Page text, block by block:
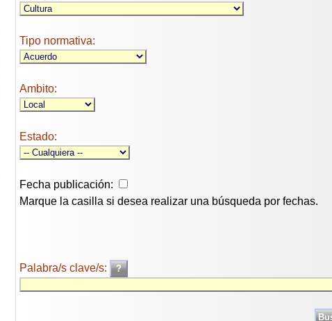
Tipo normativa:
Ambito:
Estado:
Fecha publicación:
Marque la casilla si desea realizar una búsqueda por fechas.
Palabra/s clave/s: